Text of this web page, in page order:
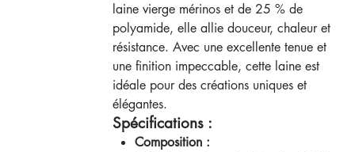
laine vierge mérinos et de 25 % de
polyamide, elle allie douceur, chaleur et
résistance. Avec une excellente tenue et
une finition impeccable, cette laine est
idéale pour des créations uniques et
élégantes.
Spécifications :
Composition :